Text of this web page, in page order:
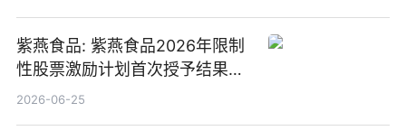
紫燕食品: 紫燕食品2026年限制
性股票激励计划首次授予结果公
告-微资讯
2026-06-25